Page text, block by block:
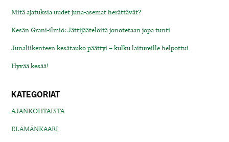
Mitä ajatuksia uudet juna-asemat herättävät?
Kesän Grani-ilmiö: Jättijäätelöitä jonotetaan jopa tunti
Junaliikenteen kesätauko päättyi – kulku laitureille helpottui
Hyvää kesää!
KATEGORIAT
AJANKOHTAISTA
ELÄMÄNKAARI